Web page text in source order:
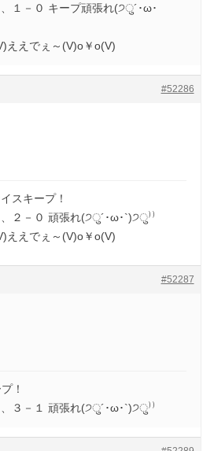
、１－０ キープ頑張れ(੭ु´･ω･
ええでぇ～(V)o￥o(V)
#52286
スキープ！
、２－０ 頑張れ(੭ु´･ω･`)੭ु⁾⁾
ええでぇ～(V)o￥o(V)
#52287
！
、３－１ 頑張れ(੭ु´･ω･`)੭ु⁾⁾